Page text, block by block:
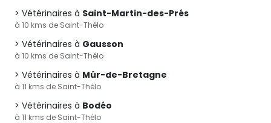
Vétérinaires à Saint-Martin-des-Prés
à 10 kms de Saint-Thélo
Vétérinaires à Gausson
à 10 kms de Saint-Thélo
Vétérinaires à Mûr-de-Bretagne
à 11 kms de Saint-Thélo
Vétérinaires à Bodéo
à 11 kms de Saint-Thélo